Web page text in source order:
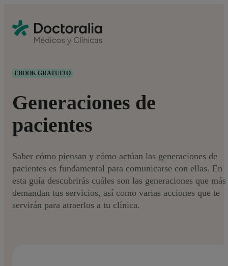
EBOOK GRATUITO
Generaciones de
pacientes
Saber cómo piensan y cómo actúan las generaciones de
pacientes es fundamental para comunicarse con ellas. En
esta guía descubrirás cuáles son las generaciones que más
demandan tus servicios, así como varias acciones que te
servirán para atraerlos a tu clínica.